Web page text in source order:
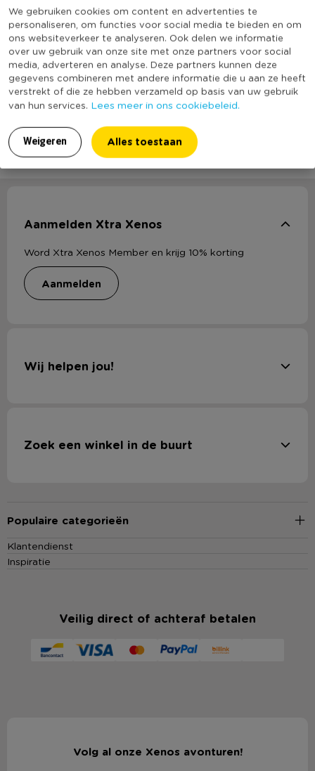
We gebruiken cookies om content en advertenties te
personaliseren, om functies voor social media te bieden en om
ons websiteverkeer te analyseren. Ook delen we informatie
over uw gebruik van onze site met onze partners voor social
media, adverteren en analyse. Deze partners kunnen deze
gegevens combineren met andere informatie die u aan ze heeft
verstrekt of die ze hebben verzameld op basis van uw gebruik
van hun services. Lees meer in ons cookiebeleid.
Weigeren Alles toestaan
Heb jij Mos - 50 gram - grijs? Schrijf een review!
Voor het schrijven van een review is een geldig e-mail adres nodig
Plaats een review
Aanmelden Xtra Xenos
Word Xtra Xenos Member en krijg 10% korting
aanmelden
Wij helpen jou!
Zoek een winkel in de buurt
Populaire categorieën
Klantendienst
Inspiratie
Veilig direct of achteraf betalen
Volg al onze Xenos avonturen!